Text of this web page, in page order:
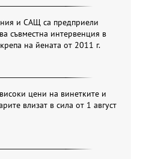
и САЩ са предприели
съвместна интервенция в
на йената от 2011 г.
цени на винетките и
влизат в сила от 1 август